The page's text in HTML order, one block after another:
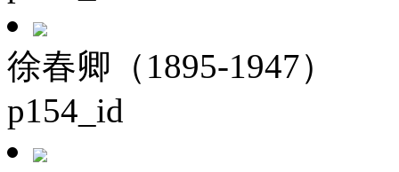
徐春卿（1895-1947）
p154_id